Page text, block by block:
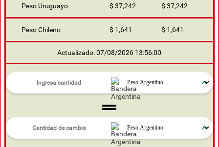
Peso Uruguayo $ 37,242 $ 37,242
Peso Chileno $ 1,641 $ 1,641
Actualizado: 07/08/2026 13:56:00